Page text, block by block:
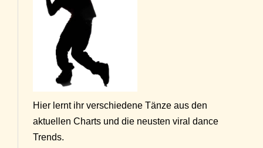
Hier lernt ihr verschiedene Tänze aus den
aktuellen Charts und die neusten viral dance
Trends.